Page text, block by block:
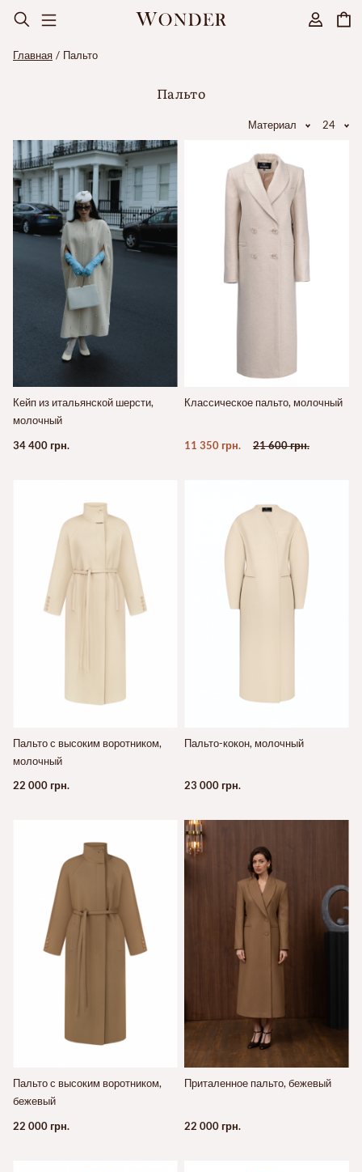
Главная Пальто
Пальто
Материал 24
Кейп из итальянской шерсти,
молочный
34 400 грн.
Классическое пальто, молочный
11 350 грн. 21 600 грн.
Пальто с высоким воротником,
молочный
22 000 грн.
Пальто-кокон, молочный
23 000 грн.
Пальто с высоким воротником,
бежевый
22 000 грн.
Приталенное пальто, бежевый
22 000 грн.